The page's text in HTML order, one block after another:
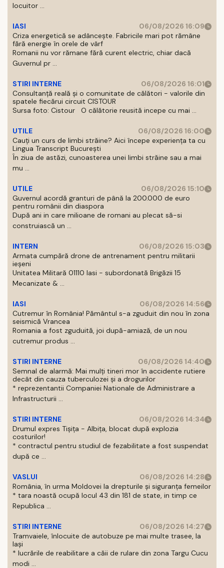
locuitor ...
IASI
06/08/2026 16:09
Criza energetică se adâncește. Fabricile mari pot rămâne
fără energie în orele de vârf
Romanii nu vor rămane fără curent electric, chiar dacă
Guvernul pr ...
STIRI INTERNE
06/08/2026 16:01
Consultanță reală și o comunitate de călători - valorile din
spatele fiecărui circuit CISTOUR
Sursa foto: Cistour O călătorie reusită incepe cu mai ...
UTILE
06/08/2026 16:00
Cauți un curs de limbi străine? Aici începe experiența ta cu
Lingua Transcript București
În ziua de astăzi, cunoasterea unei limbi străine sau a mai
mu ...
UTILE
06/08/2026 15:10
Guvernul acordă granturi de până la 200.000 de euro
pentru românii din diaspora
După ani in care milioane de romani au plecat să-si
construiască un ...
INTERN
06/08/2026 15:03
Armata cumpără drone de antrenament pentru militarii
ieșeni
Unitatea Militară 01110 Iasi - subordonată Brigăzii 15
Mecanizate & ...
IASI
06/08/2026 14:56
Cutremur în România! Pământul s-a zguduit din nou în zona
seismică Vrancea
Romania a fost zguduită, joi după-amiază, de un nou
cutremur produs ...
STIRI INTERNE
06/08/2026 14:40
Semnal de alarmă: Mai mulți tineri mor în accidente rutiere
decât din cauza tuberculozei și a drogurilor
* reprezentantii Companiei Nationale de Administrare a
Infrastructurii ...
STIRI INTERNE
06/08/2026 14:34
Drumul expres Tișița - Albița, blocat după explozia
costurilor!
* contractul pentru studiul de fezabilitate a fost suspendat
după ce ...
VASLUI
06/08/2026 14:28
România, în urma Moldovei la drepturile și siguranța femeilor
* tara noastă ocupă locul 43 din 181 de state, in timp ce
Republica ...
STIRI INTERNE
06/08/2026 14:27
Tramvaiele, înlocuite de autobuze pe mai multe trasee, la
Iași
* lucrările de reabilitare a căii de rulare din zona Targu Cucu
modi ...